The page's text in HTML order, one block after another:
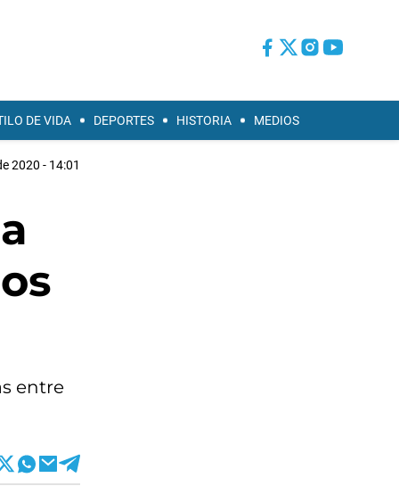
DE VIDA DEPORTES HISTORIA MEDIOS
2020 - 14:01
entre